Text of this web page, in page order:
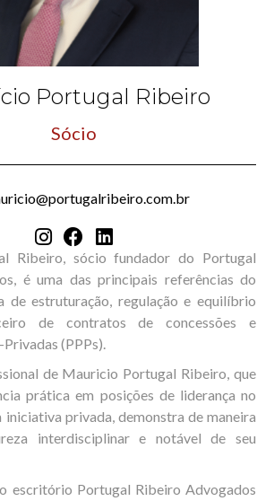
Portugal Ribeiro
Sócio
Ribeiro, sócio fundador do Portugal
é uma das principais referências do
de estruturação, regulação e equilíbrio
de contratos de concessões e
(PPPs).
de Mauricio Portugal Ribeiro, que
prática em posições de liderança no
privada, demonstra de maneira
interdisciplinar e notável de seu
escritório Portugal Ribeiro Advogados